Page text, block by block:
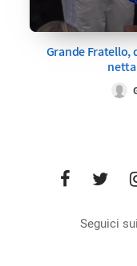
Grande Fratello,
Seguici